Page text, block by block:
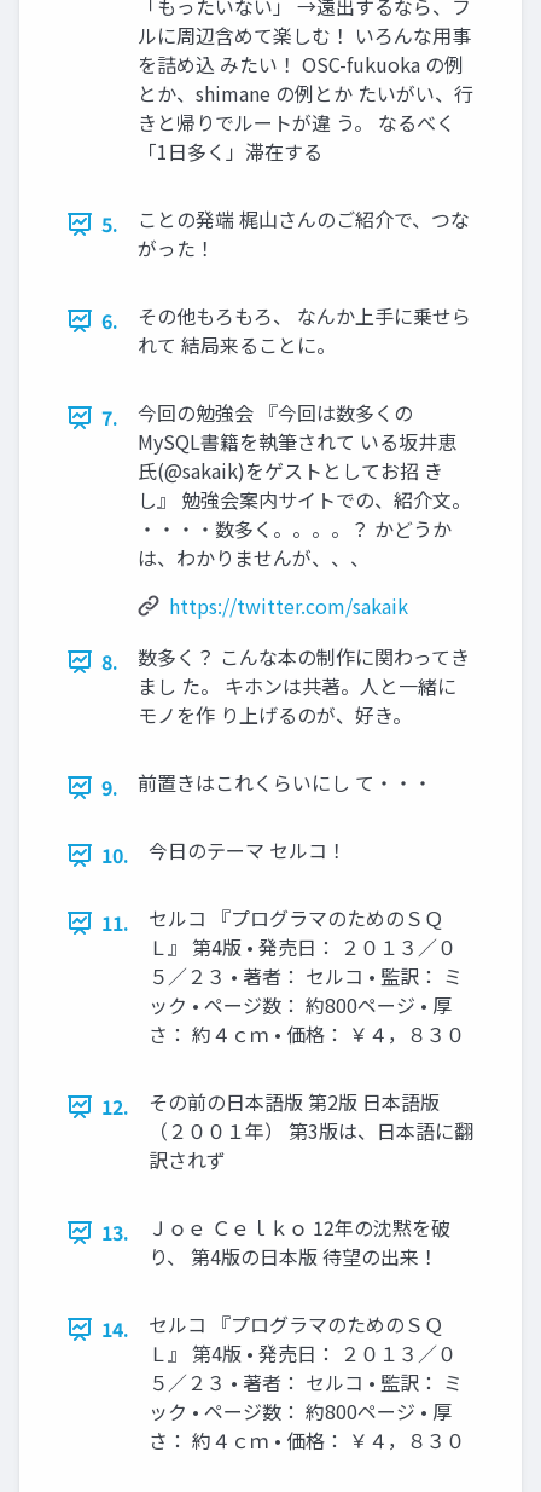
「もったいない」 →遠出するなら、フ
ルに周辺含めて楽しむ！ いろんな用事
を詰め込 みたい！ OSC-fukuoka の例
とか、shimane の例とか たいがい、行
きと帰りでルートが違 う。 なるべく
「1日多く」滞在する
5.
ことの発端 梶山さんのご紹介で、つな
がった！
6.
その他もろもろ、 なんか上手に乗せら
れて 結局来ることに。
7.
今回の勉強会 『今回は数多くの
MySQL書籍を執筆されて いる坂井恵
氏(@sakaik)をゲストとしてお招 き
し』 勉強会案内サイトでの、紹介文。
・・・・数多く。。。。？ かどうか
は、わかりませんが、、、
https://twitter.com/sakaik
8.
数多く？ こんな本の制作に関わってき
まし た。 キホンは共著。人と一緒に
モノを作 り上げるのが、好き。
9. 前置きはこれくらいにし て・・・
10. 今日のテーマ セルコ！
11.
セルコ 『プログラマのためのＳＱ
Ｌ』 第4版 • 発売日： ２０１３／０
５／２３ • 著者： セルコ • 監訳： ミ
ック • ページ数： 約800ページ • 厚
さ： 約４ｃｍ • 価格： ￥４，８３０
12.
その前の日本語版 第2版 日本語版
（２００１年） 第3版は、日本語に翻
訳されず
13.
Ｊｏｅ Ｃｅｌｋｏ 12年の沈黙を破
り、 第4版の日本版 待望の出来！
14.
セルコ 『プログラマのためのＳＱ
Ｌ』 第4版 • 発売日： ２０１３／０
５／２３ • 著者： セルコ • 監訳： ミ
ック • ページ数： 約800ページ • 厚
さ： 約４ｃｍ • 価格： ￥４，８３０